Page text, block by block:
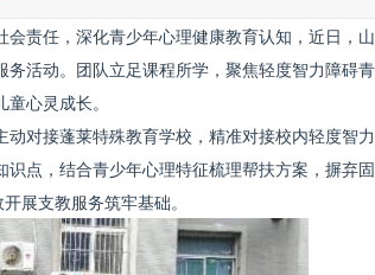
责任，深化青少年心理健康教育认知，近日，
活动。团队立足课程所学，聚焦轻度智力障碍
心灵成长。
对接蓬莱特殊教育学校，精准对接校内轻度智
点，结合青少年心理特征梳理帮扶方案，摒弃
展支教服务筑牢基础。